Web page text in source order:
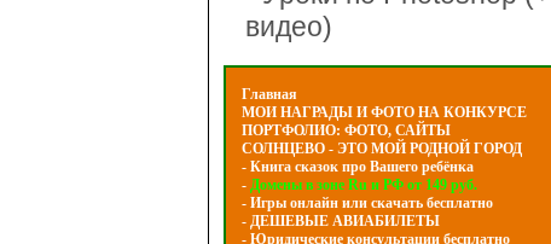
видео)
Главная
МОИ НАГРАДЫ И ФОТО НА КОНКУРСЕ
ПОРТФОЛИО: ФОТО, САЙТЫ
СОЛНЦЕВО - ЭТО МОЙ РОДНОЙ ГОРОД
- Книга сказок про Вашего ребёнка
- Домены в зоне Ru и РФ от 149 руб.
- Игры онлайн или скачать бесплатно
- ДЕШЕВЫЕ АВИАБИЛЕТЫ
- Юридические консультации бесплатно